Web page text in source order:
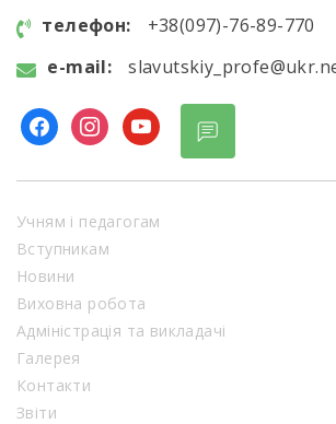
телефон:
+38(097)-76-89-770
e-mail:
Учням і педагогам
Вступникам
Новини
Виховна робота
Адміністрація та викладачі
Галерея
Контакти
Звіти